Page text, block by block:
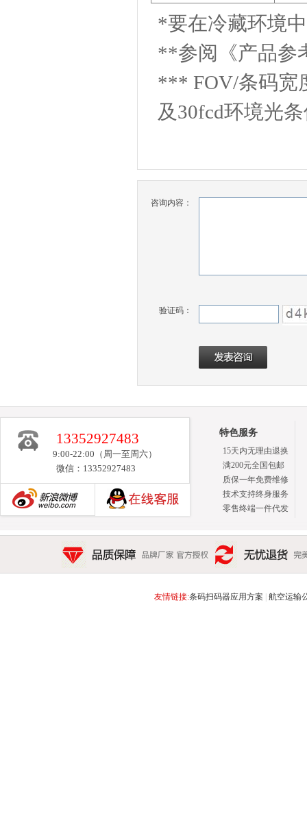
*要在冷藏环境
**参阅《产品参
*** FOV/条码宽
及30fcd环境光
咨询内容：
验证码：
13352927483
9:00-22:00（周一至周六）
微信：13352927483
特色服务
15天内无理由退换
满200元全国包邮
质保一年免费维修
技术支持终身服务
零售终端一件代发
品质保障 品牌厂家 官方授权 无忧退货 完美售后 15天
友情链接:条码扫码器应用方案 航空运输